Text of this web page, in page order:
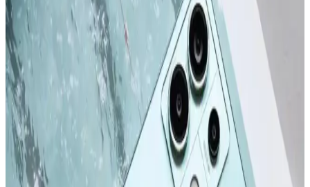
Apple iPhone 16 Plus, 512GB depolama, gelişmiş kamera
özellikleri ve dayanıklı tasarımıyla öne çıkıyor. Güçlü A18 Bionic
çip, uzun pil ömrü ve 5G desteğiyle üstün kullanıcı deneyimi sunar.
Apple iPhone 16 Pro Max 512GB Siyah: Gelişmiş
Kamera ve Yüksek Performanslı Akıllı Telefon
iPhone 16 Pro Max, titanyum tasarımı, 6,9 inç ekran ve gelişmiş
kameralarıyla öne çıkan yüksek performanslı akıllı telefon. Uzun pil
ömrü ve yenilikçi özellikleriyle kullanıcıların beklentilerini karşılar.
Apple iPhone Serisinin Güncel Modelleri ve
Gelecekteki Yenilikler Hakkında Bilgi